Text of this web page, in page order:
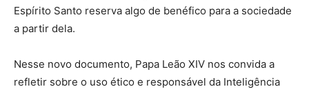
Espírito Santo reserva algo de benéfico para a sociedade
a partir dela.
Nesse novo documento, Papa Leão XIV nos convida a
refletir sobre o uso ético e responsável da Inteligência